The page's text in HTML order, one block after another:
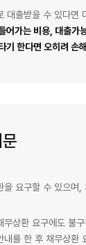
대출받을 수 있다
가는 비용, 대출가
기 한다면 오히려 손
요구할 수 있으며
상환 요구에도 불
를 한 후 채무상